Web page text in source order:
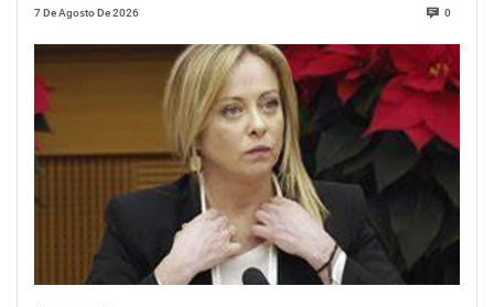
7 De Agosto De 2026 0